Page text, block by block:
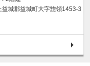
益城郡益城町大字惣領1453-3